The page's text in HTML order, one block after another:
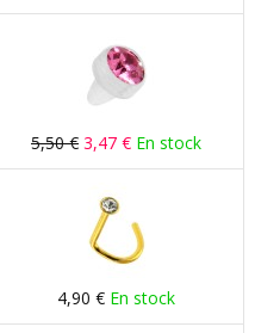
5,50 € 3,47 € En stock
4,90 € En stock